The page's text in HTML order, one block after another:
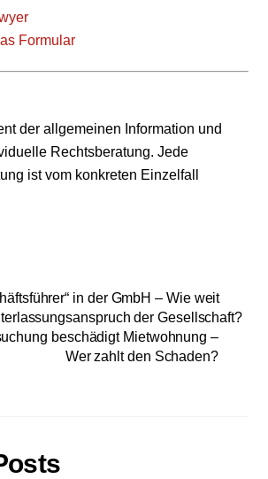
Formular
der allgemeinen Information und
Rechtsberatung. Jede
ist vom konkreten Einzelfall
in der GmbH – Wie weit
der Gesellschaft?
beschädigt Mietwohnung –
Wer zahlt den Schaden?